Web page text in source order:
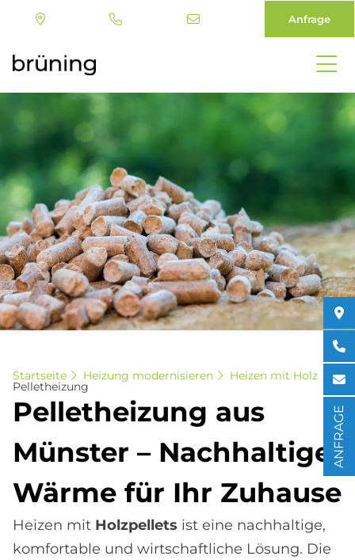
zum
Anfrage
Startseite Heizung modernisieren Heizen mit Holz
Pelletheizung
Pel­let­hei­zung aus
Mün­ster – Nach­hal­ti­ge
Wär­me für Ihr Zu­hau­se
Heizen mit Holzpellets ist eine nachhaltige,
komfortable und wirtschaftliche Lösung. Die
ANFRAGE